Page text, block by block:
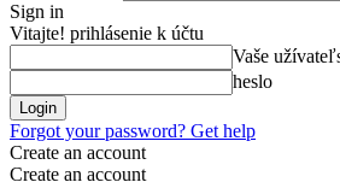
Sign in
Vitajte! prihlásenie k účtu
Vaše
heslo
Forgot your password? Get help
Create an account
Create an account